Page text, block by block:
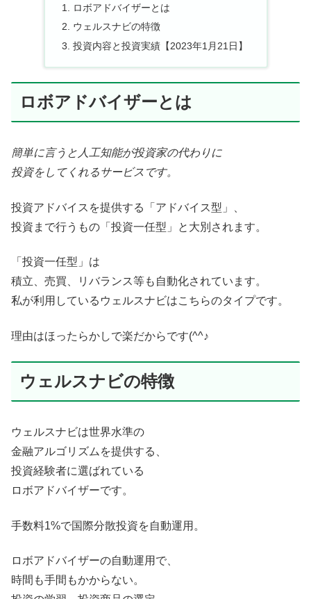
ロボアドバイザーとは
ウェルスナビの特徴
投資内容と投資実績【2023年1月21日】
ロボアドバイザーとは
簡単に言うと人工知能が投資家の代わりに
投資をしてくれるサービスです。
投資アドバイスを提供する「アドバイス型」、
投資まで行うもの「投資一任型」と大別されます。
「投資一任型」は
積立、売買、リバランス等も自動化されています。
私が利用しているウェルスナビはこちらのタイプです。
理由はほったらかしで楽だからです(^^♪
ウェルスナビの特徴
ウェルスナビは世界水準の
金融アルゴリズムを提供する、
投資経験者に選ばれている
ロボアドバイザーです。
手数料1%で国際分散投資を自動運用。
ロボアドバイザーの自動運用で、
時間も手間もかからない。